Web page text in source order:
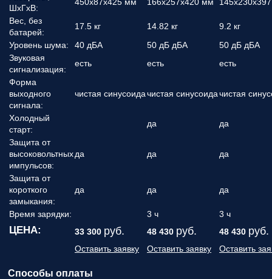
ШхГхВ:
Вес, без
батарей:
17.5 кг 14.82 кг
9.2 кг
Уровень шума:
40 дБА 50 дБ дБА
50 дБ дБА
Звуковая
сигнализация:
есть есть
есть
Форма
выходного
сигнала:
чистая синусоидачистая синусоидачистая
Холодный
старт:
да
да
Защита от
высоковольтных
импульсов:
да да да
Защита от
короткого
замыкания:
да да да
Время зарядки: 3 ч 3 ч
ЦЕНА: 33 300 руб. 48 430 руб. 48 430 руб.
Оставить заявку Оставить заявку Оставить
Способы оплаты